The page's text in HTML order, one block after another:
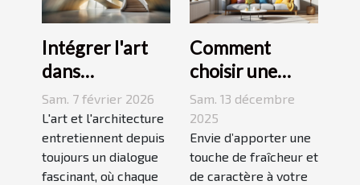
Intégrer l'art
dans
l'architecture :
escaliers
comme moyen
d'expression
Sam. 7 février 2026
L'art et l'architecture
entretiennent depuis
toujours un dialogue
fascinant, où chaque
Comment
choisir une
peinture
moderne pour
dynamiser
votre espace ?
Sam. 13 décembre
2025
Envie d’apporter une
touche de fraîcheur et
de caractère à votre